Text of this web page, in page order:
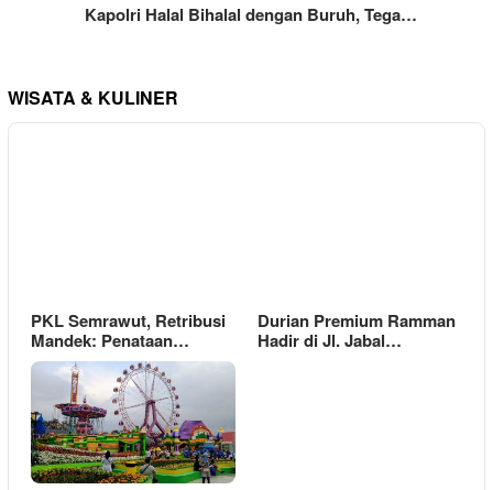
Kapolri Halal Bihalal dengan Buruh, Tega…
WISATA & KULINER
PKL Semrawut, Retribusi
Mandek: Penataan…
Durian Premium Ramman
Hadir di Jl. Jabal…